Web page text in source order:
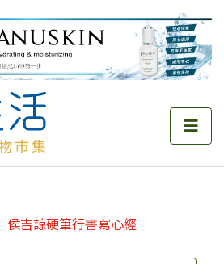
侯吉諒硬筆行書寫心經